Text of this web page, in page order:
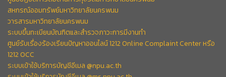
สหกรณ์ออมทรัพย์มหาวิทยาลัยนครพนม
วารสารมหาวิทยาลัยนครพนม
ระบบขึ้นทะเบียนบัณฑิตและสำรวจภาวะการมีงานทำ
ศูนย์รับเรื่องร้องเรียนปัญหาออนไลน์ 1212 Online Complaint Center หรือ
1212 OCC
ระบบเข้าใช้บริการบัญชีอีเมล @npu.ac.th